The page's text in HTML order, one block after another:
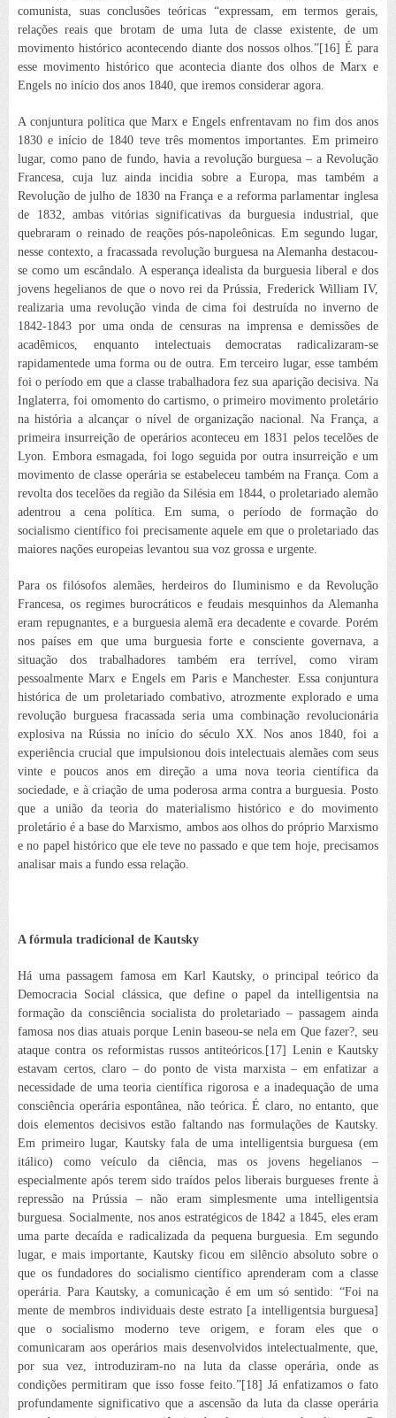
comunista , suas conclusões teóricas “expressam, em termos gerais,
relações reais que brotam de uma luta de classe existente, de um
movimento histórico acontecendo diante dos nossos olhos.”[16] É para
esse movimento histórico que acontecia diante dos olhos de Marx e
Engels no início dos anos 1840, que iremos considerar agora.
A conjuntura política que Marx e Engels enfrentavam no fim dos anos
1830 e início de 1840 teve três momentos importantes. Em primeiro
lugar, como pano de fundo, havia a revolução burguesa – a Revolução
Francesa, cuja luz ainda incidia sobre a Europa, mas também a
Revolução de julho de 1830 na França e a reforma parlamentar inglesa
de 1832, ambas vitórias significativas da burguesia industrial, que
quebraram o reinado de reações pós-napoleônicas. Em segundo lugar,
nesse contexto, a fracassada revolução burguesa na Alemanha destacou-
se como um escândalo. A esperança idealista da burguesia liberal e dos
jovens hegelianos de que o novo rei da Prússia, Frederick William IV,
realizaria uma revolução vinda de cima foi destruída no inverno de
1842-1843 por uma onda de censuras na imprensa e demissões de
acadêmicos, enquanto intelectuaisdemocratas radicalizaram-se
rapidamentede uma forma ou de outra. Em terceiro lugar, esse também
foi o período em que a classe trabalhadora fez sua aparição decisiva. Na
Inglaterra, foi omomento do cartismo, o primeiro movimento proletário
na história a alcançar o nível de organização nacional. Na França, a
primeira insurreição de operários aconteceu em 1831 pelos tecelões de
Lyon. Embora esmagada, foi logo seguida por outra insurreição e um
movimento de classe operária se estabeleceu também na França. Com a
revolta dos tecelões da região da Silésia em 1844, o proletariado alemão
adentrou a cena política. Em suma, o período de formação do
socialismo científico foi precisamente aquele em que o proletariado das
maiores nações europeias levantou sua voz grossa e urgente.
Para os filósofos alemães, herdeiros do Iluminismo e da Revolução
Francesa, os regimes burocráticos e feudais mesquinhos da Alemanha
eram repugnantes, e a burguesia alemã era decadente e covarde. Porém
nos países em que uma burguesia forte e consciente governava, a
situação dos trabalhadores também era terrível, como viram
pessoalmente Marx e Engels em Paris e Manchester. Essa conjuntura
histórica de um proletariado combativo, atrozmente explorado e uma
revolução burguesa fracassada seria uma combinação revolucionária
explosiva na Rússia no início do século XX. Nos anos 1840, foi a
experiência crucial que impulsionou dois intelectuais alemães com seus
vinte e poucos anos em direção a uma nova teoria científica da
sociedade, e à criação de uma poderosa arma contra a burguesia. Posto
que a união da teoria do materialismo histórico e do movimento
proletário é a base do Marxismo, ambos aos olhos do próprio Marxismo
e no papel histórico que ele teve no passado e que tem hoje, precisamos
analisar mais a fundo essa relação.
A fórmula tradicional de Kautsky
Há uma passagem famosa em Karl Kautsky, o principal teórico da
Democracia Social clássica, que define o papel da intelligentsia na
formação da consciência socialista do proletariado – passagem ainda
famosa nos dias atuais porque Lenin baseou-se nela em Que fazer? , seu
ataque contra os reformistas russos antiteóricos.[17] Lenin e Kautsky
estavam certos, claro – do ponto de vista marxista – em enfatizar a
necessidade de uma teoria científica rigorosa e a inadequação de uma
consciência operária espontânea, não teórica. É claro, no entanto, que
dois elementos decisivos estão faltando nas formulações de Kautsky.
Em primeiro lugar, Kautsky fala de uma intelligentsia burguesa (em
itálico) como veículo da ciência, mas os jovens hegelianos –
especialmente após terem sido traídos pelos liberais burgueses frente à
repressão na Prússia – não eram simplesmente uma intelligentsia
burguesa. Socialmente, nos anos estratégicos de 1842 a 1845, eles eram
uma parte decaída e radicalizada da pequena burguesia. Em segundo
lugar, e mais importante, Kautsky ficou em silêncio absoluto sobre o
que os fundadores do socialismo científico aprenderam com a classe
operária. Para Kautsky, a comunicação é em um só sentido: “Foi na
mente de membros individuais deste estrato [a intelligentsia burguesa]
que o socialismo moderno teve origem, e foram eles que o
comunicaram aos operários mais desenvolvidos intelectualmente, que,
por sua vez, introduziram-no na luta da classe operária, onde as
condições permitiram que isso fosse feito.”[18] Já enfatizamos o fato
profundamente significativo que a ascensão da luta da classe operária